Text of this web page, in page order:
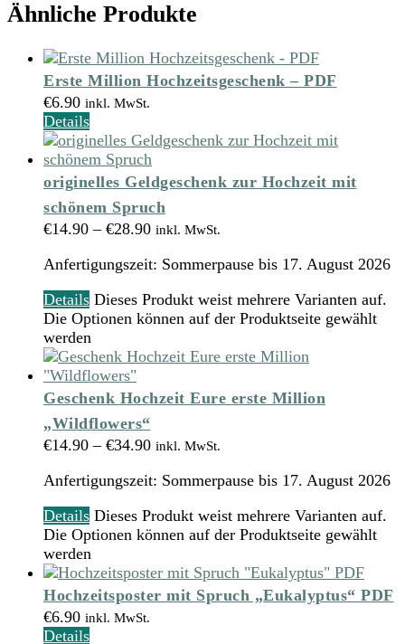
Ähnliche Produkte
Erste Million Hochzeitsgeschenk – PDF
€6.90 inkl. MwSt.
Details
originelles Geldgeschenk zur Hochzeit mit
schönem Spruch
€14.90 – €28.90 inkl. MwSt.
Anfertigungszeit: Sommerpause bis 17. August 2026
Details Dieses Produkt weist mehrere Varianten auf.
Die Optionen können auf der Produktseite gewählt
werden
Geschenk Hochzeit Eure erste Million
„Wildflowers“
€14.90 – €34.90 inkl. MwSt.
Anfertigungszeit: Sommerpause bis 17. August 2026
Details Dieses Produkt weist mehrere Varianten auf.
Die Optionen können auf der Produktseite gewählt
werden
Hochzeitsposter mit Spruch „Eukalyptus“ PDF
€6.90 inkl. MwSt.
Details